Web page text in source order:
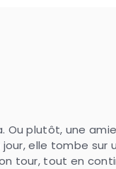
Ou plutôt, une
elle tombe
tour, tout en